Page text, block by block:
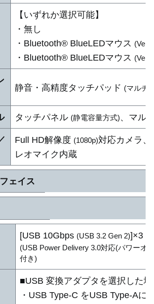
【いずれか選択可能】
・無し
・Bluetooth® BlueLEDマウス
・Bluetooth® BlueLEDマウス
静音・高精度タッチパッド (マルチ
タッチパネル (静電容量方式)、マル
Full HD解像度 (1080p)対応カメラ
レオマイク内蔵
ェイス
[USB 10Gbps (USB 3.2 Gen 2)]×3
(USB Power Delivery 3.0対応(パワーオ
付き)
■USB 変換アダプタを選択した
・USB Type-C をUSB Type-Aに